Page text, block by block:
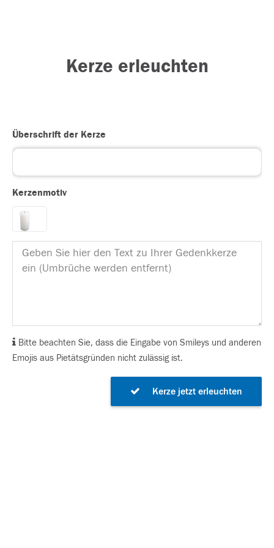
Kerze erleuchten
Überschrift der Kerze
Kerzenmotiv
Bitte beachten Sie, dass die Eingabe von Smileys und anderen
Emojis aus Pietätsgründen nicht zulässig ist.
Kerze jetzt erleuchten